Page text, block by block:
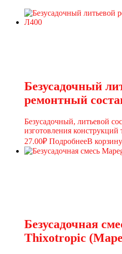
Безусадочный
ремонтный
Безусадочный, литьевой
изготовления
27.00₽ ПодробнееВ корзину
Безусадочная
Thixotropic